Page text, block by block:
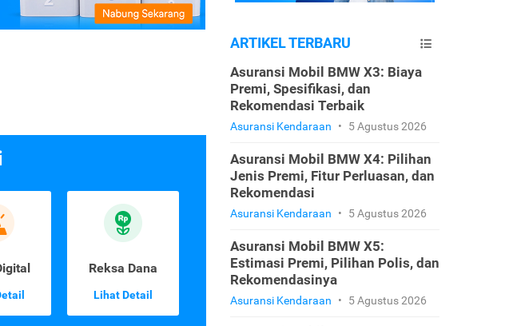
Reksa Dana
Lihat Detail
ARTIKEL TERBARU
Asuransi Mobil BMW X3: Biaya
Premi, Spesifikasi, dan
Rekomendasi Terbaik
Asuransi Kendaraan • 5 Agustus 2026
Asuransi Mobil BMW X4: Pilihan
Jenis Premi, Fitur Perluasan, dan
Rekomendasi
Asuransi Kendaraan • 5 Agustus 2026
Asuransi Mobil BMW X5:
Estimasi Premi, Pilihan Polis, dan
Rekomendasinya
Asuransi Kendaraan • 5 Agustus 2026